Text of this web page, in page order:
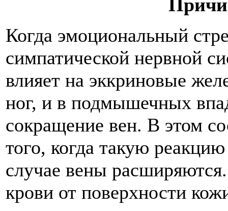
Когда эмоциональный
симпатической нервной
влияет на эккриновые
ног, и в подмышечных
сокращение вен. В этом
того, когда такую
случае вены
крови от поверхности